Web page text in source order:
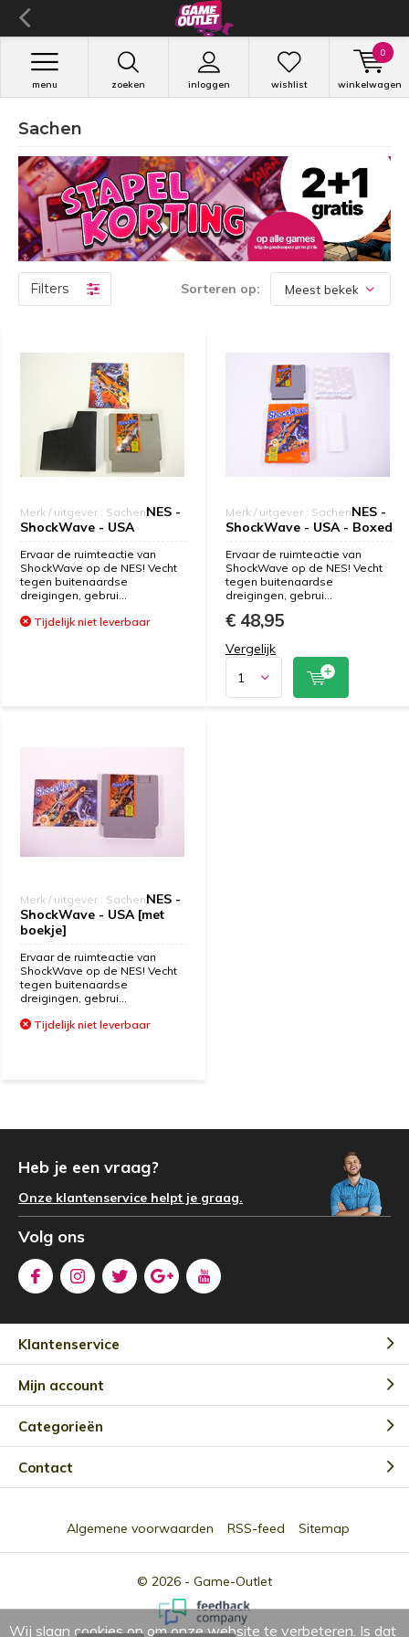
zoeken inloggen
menu wishlist winkelwagen
0
Sachen
Filters Sorteren op:
Merk / uitgever : SachenNES -
ShockWave - USA
Ervaar de ruimteactie van
ShockWave op de NES! Vecht
tegen buitenaardse
dreigingen, gebrui...
Tijdelijk niet leverbaar
Merk / uitgever : SachenNES -
ShockWave - USA - Boxed
Ervaar de ruimteactie van
ShockWave op de NES! Vecht
tegen buitenaardse
dreigingen, gebrui...
€ 48,95
Vergelijk
Merk / uitgever : SachenNES -
ShockWave - USA [met
boekje]
Ervaar de ruimteactie van
ShockWave op de NES! Vecht
tegen buitenaardse
dreigingen, gebrui...
Tijdelijk niet leverbaar
Heb je een vraag?
Onze klantenservice helpt je graag.
Volg ons
Klantenservice
Mijn account
Categorieën
Contact
© 2026 - Game-Outlet
Algemene voorwaarden RSS-feed Sitemap
Wij slaan cookies op om onze website te verbeteren. Is dat